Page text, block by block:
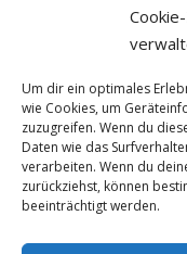
Um dir ein optimales
wie Cookies, um
zuzugreifen. Wenn du
Daten wie das
verarbeiten. Wenn du
zurückziehst, können
beeinträchtigt werden.
auf dem
Instagram